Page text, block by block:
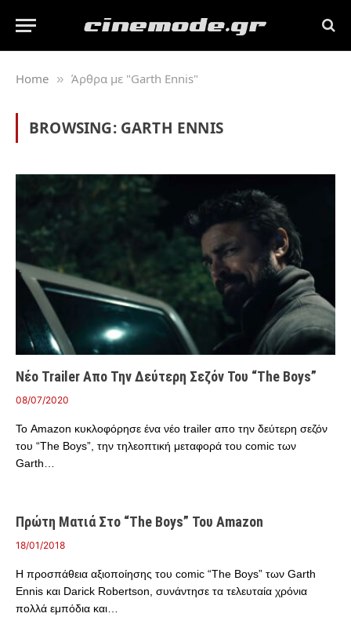
Home » Άρθρα με "Garth Ennis"
BROWSING: GARTH ENNIS
Νέο Trailer Απο Την Δεύτερη Σεζόν Του “The Boys”
08/07/2020
Το Amazon κυκλοφόρησε ένα νέο trailer απο την δεύτερη σεζόν
του “The Boys”, την τηλεοπτική μεταφορά του comic των
Garth…
Πρώτη Ματιά Στο “The Boys” Του Amazon
18/01/2018
Η προσπάθεια αξιοποίησης του comic “The Boys” των Garth
Ennis και Darick Robertson, συνάντησε τα τελευταία χρόνια
πολλά εμπόδια και…